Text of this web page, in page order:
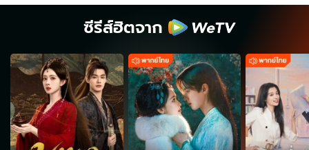
ซีรีส์ฮิตจาก